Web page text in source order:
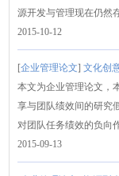
源开发与管理现在仍然
2015-10-12
[企业管理论文]文化创
本文为企业管理论文，
享与团队绩效间的研究
对团队任务绩效的负向
2015-09-13